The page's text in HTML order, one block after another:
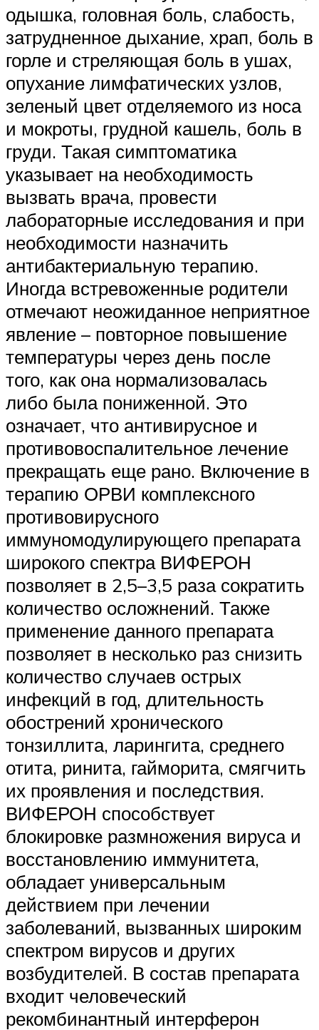
одышка, головная боль, слабость,
затрудненное дыхание, храп, боль в
горле и стреляющая боль в ушах,
опухание лимфатических узлов,
зеленый цвет отделяемого из носа
и мокроты, грудной кашель, боль в
груди. Такая симптоматика
указывает на необходимость
вызвать врача, провести
лабораторные исследования и при
необходимости назначить
антибактериальную терапию.
Иногда встревоженные родители
отмечают неожиданное неприятное
явление – повторное повышение
температуры через день после
того, как она нормализовалась
либо была пониженной. Это
означает, что антивирусное и
противовоспалительное лечение
прекращать еще рано. Включение в
терапию ОРВИ комплексного
противовирусного
иммуномодулирующего препарата
широкого спектра ВИФЕРОН
позволяет в 2,5–3,5 раза сократить
количество осложнений. Также
применение данного препарата
позволяет в несколько раз снизить
количество случаев острых
инфекций в год, длительность
обострений хронического
тонзиллита, ларингита, среднего
отита, ринита, гайморита, смягчить
их проявления и последствия.
ВИФЕРОН способствует
блокировке размножения вируса и
восстановлению иммунитета,
обладает универсальным
действием при лечении
заболеваний, вызванных широким
спектром вирусов и других
возбудителей. В состав препарата
входит человеческий
рекомбинантный интерферон